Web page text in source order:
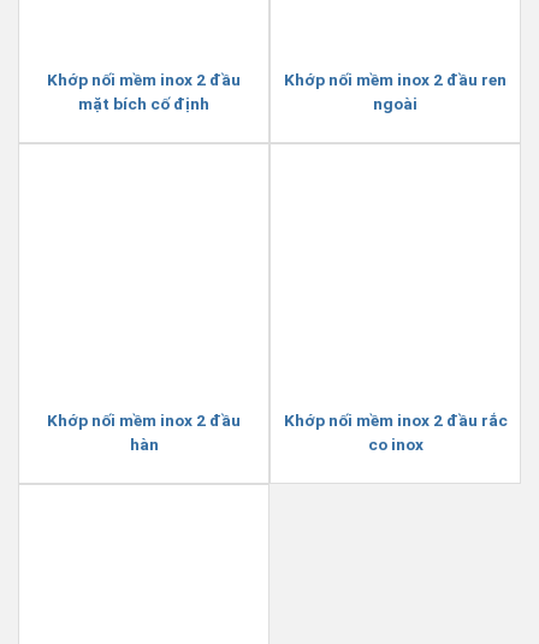
Khớp nối mềm inox 2 đầu
mặt bích cố định
Khớp nối mềm inox 2 đầu ren
ngoài
Khớp nối mềm inox 2 đầu
hàn
Khớp nối mềm inox 2 đầu rắc
co inox